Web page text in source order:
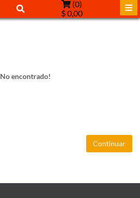
(0)
$ 0,00
No encontrado!
Continuar